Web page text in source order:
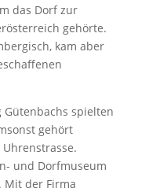
das Dorf zur
gehörte.
kam aber
spielten
gehört
und Dorfmuseum
Mit der Firma